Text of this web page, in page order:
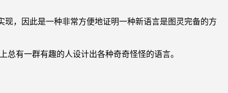
现，因此是一种非常方便地证明一种新语言是图灵完备的方
总有一群有趣的人设计出各种奇奇怪怪的语言。